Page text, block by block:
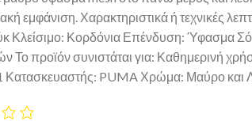
εμφάνιση. Χαρακτηριστικά ή τεχνικές
Κλείσιμο: Κορδόνια Επένδυση: Ύφασμα
Το προϊόν συνιστάται για: Καθημερινή
Κατασκευαστής: PUMA Χρώμα: Μαύρο και